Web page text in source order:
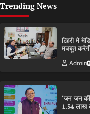
Trending News
टिहरी में
मजबूत
Admin
‘जन-जन
1.34 लाख